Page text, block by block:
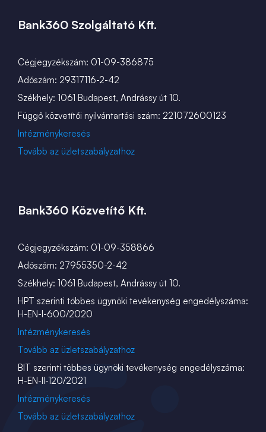
Bank360 Szolgáltató Kft.
Cégjegyzékszám: 01-09-386875
Adószám: 29317116-2-42
Székhely: 1061 Budapest, Andrássy út 10.
Függő közvetítői nyilvántartási szám: 221072600123
Intézménykeresés
Tovább az üzletszabályzathoz
Bank360 Közvetítő Kft.
Cégjegyzékszám: 01-09-358866
Adószám: 27955350-2-42
Székhely: 1061 Budapest, Andrássy út 10.
HPT szerinti többes ügynöki tevékenység engedélyszáma:
H-EN-I-600/2020
Intézménykeresés
Tovább az üzletszabályzathoz
BIT szerinti többes ügynöki tevékenység engedélyszáma:
H-EN-II-120/2021
Intézménykeresés
Tovább az üzletszabályzathoz